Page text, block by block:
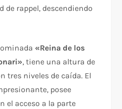
rappel, descendiendo
«Reina de los
, tiene una altura de
tres niveles de caída. El
posee
el acceso a la parte